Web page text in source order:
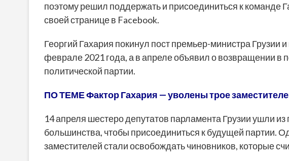
поэтому решил поддержать и присоединиться к
своей странице в Facebook.
Георгий Гахария покинул пост премьер-министра Грузии
феврале 2021 года, а в апреле объявил о возвращении в
политической партии.
ПО ТЕМЕ Фактор Гахария — уволены трое
14 апреля шестеро депутатов парламента Грузии ушли
большинства, чтобы присоединиться к будущей партии.
заместителей стали освобождать чиновников, которые